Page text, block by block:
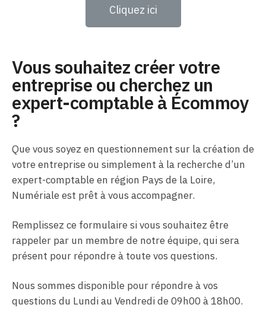
Cliquez ici
Vous souhaitez créer votre
entreprise ou cherchez un
expert-comptable à Écommoy
?
Que vous soyez en questionnement sur la création de
votre entreprise ou simplement à la recherche d’un
expert-comptable en région Pays de la Loire,
Numériale est prêt à vous accompagner.
Remplissez ce formulaire si vous souhaitez être
rappeler par un membre de notre équipe, qui sera
présent pour répondre à toute vos questions.
Nous sommes disponible pour répondre à vos
questions du Lundi au Vendredi de 09h00 à 18h00.